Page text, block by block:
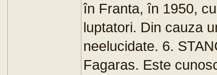
în Franta, în 1950,
luptatori. Din cauza
neelucidate. 6.
Fagaras. Este